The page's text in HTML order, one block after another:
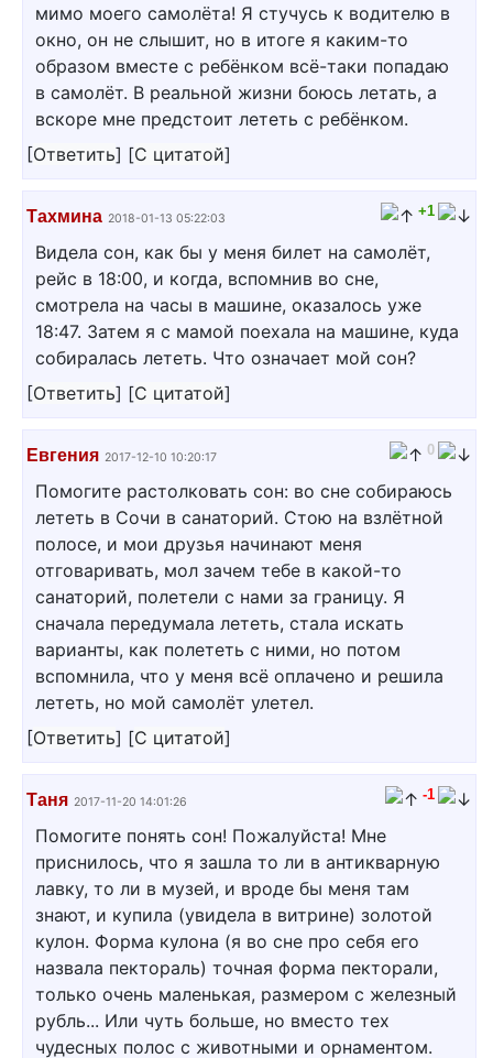
мимо моего самолёта! Я стучусь к водителю в
окно, он не слышит, но в итоге я каким-то
образом вместе с ребёнком всё-таки попадаю
в самолёт. В реальной жизни боюсь летать, а
вскоре мне предстоит лететь с ребёнком.
[Ответить] [С цитатой]
Тахмина 2018-01-13 05:22:03 +1
Видела сон, как бы у меня билет на самолёт,
рейс в 18:00, и когда, вспомнив во сне,
смотрела на часы в машине, оказалось уже
18:47. Затем я с мамой поехала на машине, куда
собиралась лететь. Что означает мой сон?
[Ответить] [С цитатой]
Евгения 2017-12-10 10:20:17 0
Помогите растолковать сон: во сне собираюсь
лететь в Сочи в санаторий. Стою на взлётной
полосе, и мои друзья начинают меня
отговаривать, мол зачем тебе в какой-то
санаторий, полетели с нами за границу. Я
сначала передумала лететь, стала искать
варианты, как полететь с ними, но потом
вспомнила, что у меня всё оплачено и решила
лететь, но мой самолёт улетел.
[Ответить] [С цитатой]
Таня 2017-11-20 14:01:26 -1
Помогите понять сон! Пожалуйста! Мне
приснилось, что я зашла то ли в антикварную
лавку, то ли в музей, и вроде бы меня там
знают, и купила (увидела в витрине) золотой
кулон. Форма кулона (я во сне про себя его
назвала пектораль) точная форма пекторали,
только очень маленькая, размером с железный
рубль... Или чуть больше, но вместо тех
чудесных полос с животными и орнаментом.